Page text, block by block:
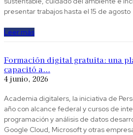
presentar trabajos hasta el 15 de agosto
Leer más
Formación digital gratuita: una
capacitó a...
4 junio, 2026
Academia digitalers, la iniciativa de
año con alcance federal y cursos de
programación y análisis de datos
Google Cloud, Microsoft y otras